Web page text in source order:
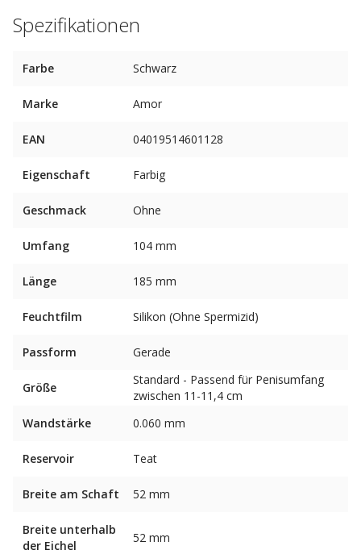
Spezifikationen
Farbe Schwarz
Marke Amor
EAN 04019514601128
Eigenschaft Farbig
Geschmack Ohne
Umfang 104 mm
Länge 185 mm
Feuchtfilm Silikon (Ohne Spermizid)
Passform Gerade
Größe
Standard - Passend für Penisumfang
zwischen 11-11,4 cm
Wandstärke
0.060 mm
Reservoir Teat
Breite am Schaft 52 mm
Breite unterhalb
der Eichel
52 mm